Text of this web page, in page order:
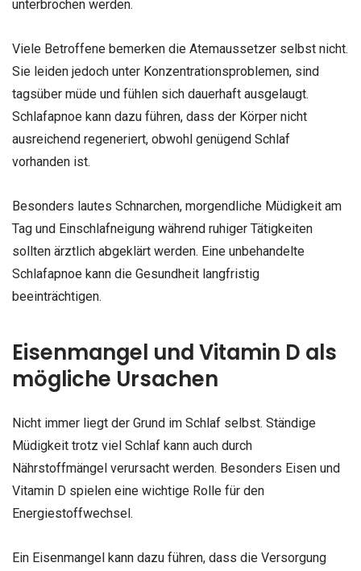
unterbrochen werden.
Viele Betroffene bemerken die Atemaussetzer selbst nicht.
Sie leiden jedoch unter Konzentrationsproblemen, sind
tagsüber müde und fühlen sich dauerhaft ausgelaugt.
Schlafapnoe kann dazu führen, dass der Körper nicht
ausreichend regeneriert, obwohl genügend Schlaf
vorhanden ist.
Besonders lautes Schnarchen, morgendliche Müdigkeit am
Tag und Einschlafneigung während ruhiger Tätigkeiten
sollten ärztlich abgeklärt werden. Eine unbehandelte
Schlafapnoe kann die Gesundheit langfristig
beeinträchtigen.
Eisenmangel und Vitamin D als
mögliche Ursachen
Nicht immer liegt der Grund im Schlaf selbst. Ständige
Müdigkeit trotz viel Schlaf kann auch durch
Nährstoffmängel verursacht werden. Besonders Eisen und
Vitamin D spielen eine wichtige Rolle für den
Energiestoffwechsel.
Ein Eisenmangel kann dazu führen, dass die Versorgung